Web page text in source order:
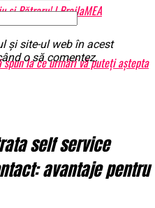
și Pătraru! | BrailaMEA
la ce urmări vă puteți aștepta
și site-ul web în acest
o să comentez.
self service
avantaje pentru